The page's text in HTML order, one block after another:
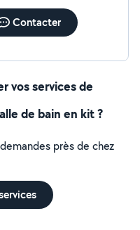
Contacter
vos services de
de bain en kit ?
près de chez